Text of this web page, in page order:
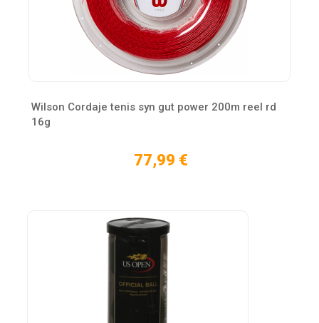
Wilson Cordaje tenis syn gut power 200m reel rd
16g
77,99 €